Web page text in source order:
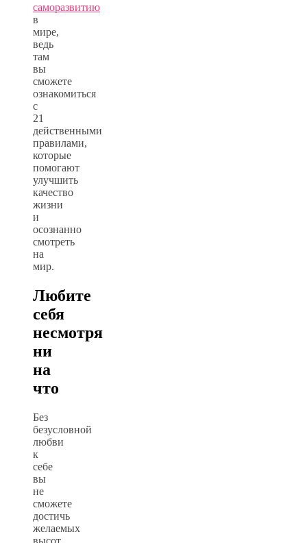
саморазвитию
в
мире,
ведь
там
вы
сможете
ознакомиться
с
21
действенными
правилами,
которые
помогают
улучшить
качество
жизни
и
осознанно
смотреть
на
мир.
Любите
себя
несмотря
ни
на
что
Без
безусловной
любви
к
себе
вы
не
сможете
достичь
желаемых
высот.